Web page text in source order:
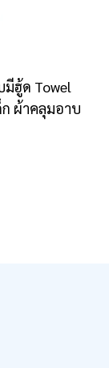
มีฮู้ด Towel
ก ผ้าคลุมอาบ